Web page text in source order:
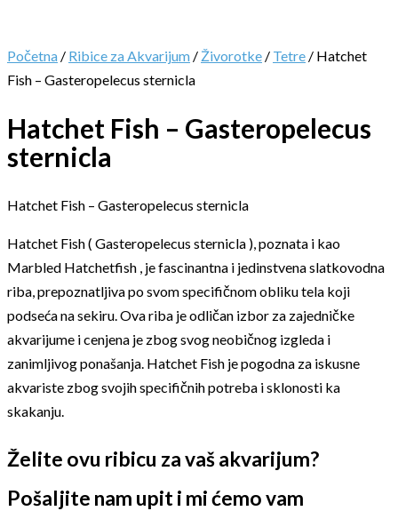
Početna / Ribice za Akvarijum / Živorotke / Tetre / Hatchet
Fish – Gasteropelecus sternicla
Hatchet Fish – Gasteropelecus
sternicla
Hatchet Fish – Gasteropelecus sternicla
Hatchet Fish ( Gasteropelecus sternicla ), poznata i kao
Marbled Hatchetfish , je fascinantna i jedinstvena slatkovodna
riba, prepoznatljiva po svom specifičnom obliku tela koji
podseća na sekiru. Ova riba je odličan izbor za zajedničke
akvarijume i cenjena je zbog svog neobičnog izgleda i
zanimljivog ponašanja. Hatchet Fish je pogodna za iskusne
akvariste zbog svojih specifičnih potreba i sklonosti ka
skakanju.
Želite ovu ribicu za vaš akvarijum?
Pošaljite nam upit i mi ćemo vam